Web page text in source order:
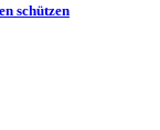
schützen